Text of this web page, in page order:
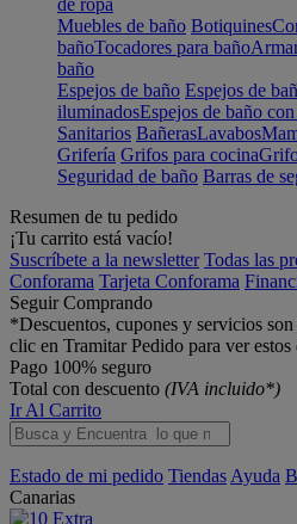
de ropa
Muebles de baño Botiquines
bañoTocadores para baño
baño
Espejos de baño Espejos de
iluminadosEspejos de baño
Sanitarios BañerasLavabos
Grifería Grifos para cocina
Seguridad de baño Barras de
Resumen de tu pedido
¡Tu carrito está vacío!
Suscríbete a la newsletter Todas las
Conforama Tarjeta Conforama
Seguir Comprando
*Descuentos, cupones y servicios
clic en Tramitar Pedido para ver estos
Pago 100% seguro
Total con descuento (IVA incluido*)
Ir Al Carrito
Estado de mi pedido Tiendas Ayuda
Canarias